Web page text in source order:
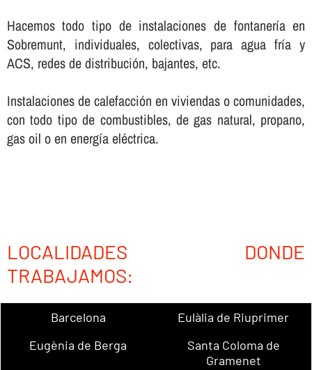
Hacemos todo tipo de instalaciones de fontanerí­a en
Sobremunt, individuales, colectivas, para agua frí­a y
ACS, redes de distribución, bajantes, etc.
Instalaciones de calefacción en viviendas o comunidades,
con todo tipo de combustibles, de gas natural, propano,
gas oil o en energí­a eléctrica.
LOCALIDADES DONDE
TRABAJAMOS:
Barcelona
Eulàlia de Riuprimer
Eugènia de Berga
Santa Coloma de
Gramenet